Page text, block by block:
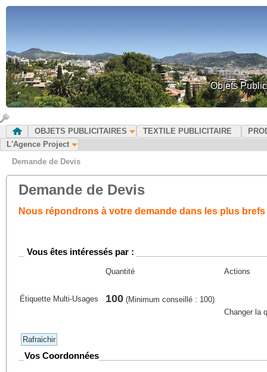
Objets
OBJETS PUBLICITAIRES TEXTILE PUBLICITAIRE
L'Agence Project
Demande de Devis
Demande de Devis
Nous répondrons à votre demande dans les plus brefs
Vous êtes intéressés par :
Quantité Actions
Étiquette Multi-Usages 100 (Minimum conseillé : 100)
Changer la
Vos Coordonnées